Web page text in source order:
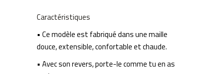
initial
était :
23.99 €.1.00 €.
Caractéristiques
• Ce modèle est fabriqué dans une maille
douce, extensible, confortable et chaude.
• Avec son revers, porte-le comme tu en as